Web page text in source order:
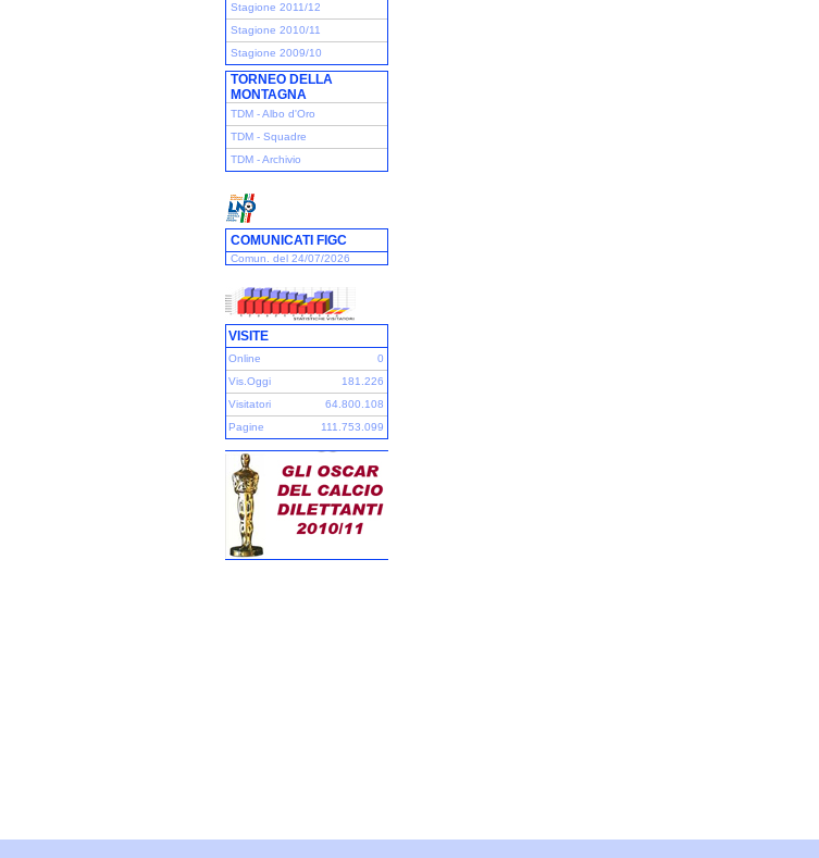
Stagione 2011/12
Stagione 2010/11
Stagione 2009/10
TORNEO DELLA
MONTAGNA
TDM - Albo d'Oro
TDM - Squadre
TDM - Archivio
COMUNICATI FIGC
Comun. del 24/07/2026
VISITE
Online
0
Vis.Oggi
181.226
Visitatori
64.800.108
Pagine
111.753.099